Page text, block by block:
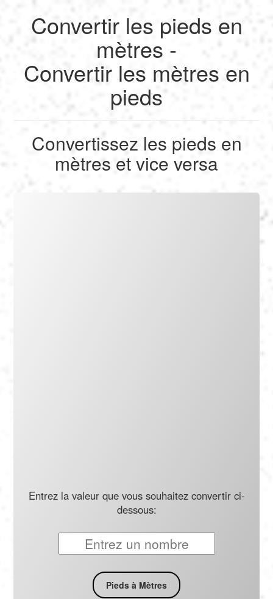
Calculer
Outils
English
Français
Deutsch
Español
Italiano
Convertir les pieds en
mètres -
Convertir les mètres en
pieds
Convertissez les pieds en
mètres et vice versa
Entrez la valeur que vous souhaitez convertir ci-
dessous:
Pieds à Mètres